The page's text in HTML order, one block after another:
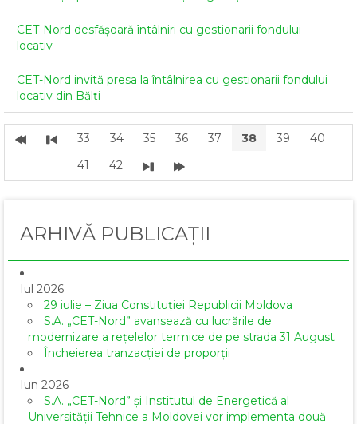
CET-Nord desfășoară întâlniri cu gestionarii fondului
locativ
CET-Nord invită presa la întâlnirea cu gestionarii fondului
locativ din Bălți
33 34 35 36 37 38 39
40
41
42
ARHIVĂ PUBLICAȚII
Iul 2026
29 iulie – Ziua Constituției Republicii Moldova
S.A. „CET-Nord” avansează cu lucrările de
modernizare a rețelelor termice de pe strada 31 August
Încheierea tranzacției de proporții
Iun 2026
S.A. „CET-Nord” și Institutul de Energetică al
Universității Tehnice a Moldovei vor implementa două